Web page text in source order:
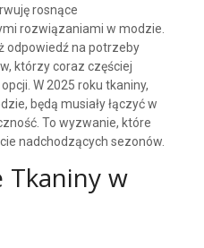
rosnące
rozwiązaniami w modzie.
odpowiedź na potrzeby
którzy coraz częściej
W 2025 roku tkaniny,
będą musiały łączyć w
To wyzwanie, które
nadchodzących sezonów.
Tkaniny w